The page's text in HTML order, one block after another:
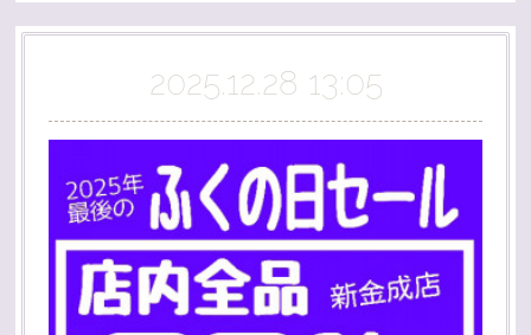
2025.12.28 13:05